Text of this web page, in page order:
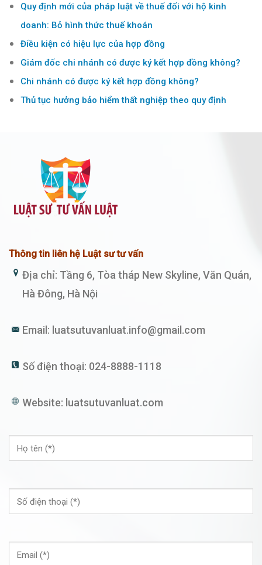
Quy định mới của pháp luật về thuế đối với hộ kinh
doanh: Bỏ hình thức thuế khoán
Điều kiện có hiệu lực của hợp đồng
Giám đốc chi nhánh có được ký kết hợp đồng không?
Chi nhánh có được ký kết hợp đồng không?
Thủ tục hưởng bảo hiểm thất nghiệp theo quy định
Thông tin liên hệ Luật sư tư vấn
Địa chỉ: Tầng 6, Tòa tháp New Skyline, Văn Quán,
Hà Đông, Hà Nội
Email: luatsutuvanluat.info@gmail.com
Số điện thoại: 024-8888-1118
Website: luatsutuvanluat.com